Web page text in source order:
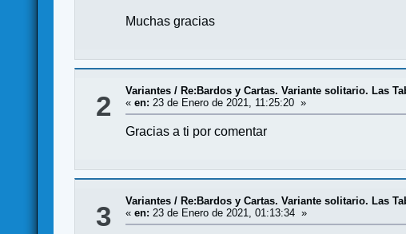
Muchas gracias
2 Variantes / Re:Bardos y Cartas. Variante solitario. Las
«en: 23 de Enero de 2021, 11:25:20 »
Gracias a ti por comentar
3 Variantes / Re:Bardos y Cartas. Variante solitario. Las
«en: 23 de Enero de 2021, 01:13:34 »